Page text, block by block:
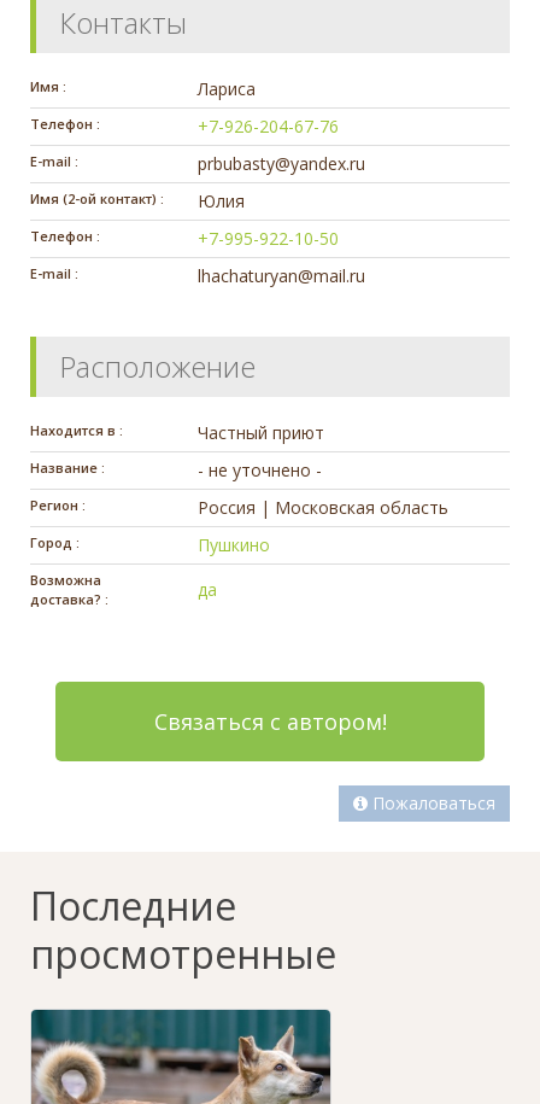
Контакты
Имя : Лариса
Телефон : +7-926-204-67-76
E-mail : prbubasty@yandex.ru
Имя (2-ой контакт) : Юлия
Телефон : +7-995-922-10-50
E-mail : lhachaturyan@mail.ru
Расположение
Находится в : Частный приют
Название : - не уточнено -
Регион : Россия | Московская область
Город : Пушкино
Возможна
доставка? :
да
Связаться с автором!
Пожаловаться
Последние
просмотренные